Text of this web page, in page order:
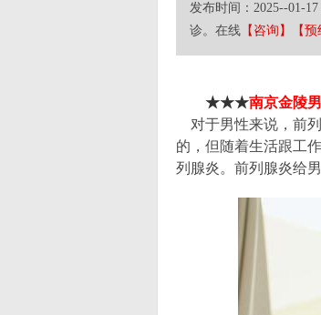
发布时间：2025--01-17
诊。在线 【咨询】 【预
★★★南京金陵
对于男性来说，前
的，但随着生活跟工
列腺炎。前列腺炎给